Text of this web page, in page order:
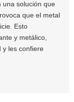
una solución que
que el metal
Esto
y metálico,
y les confiere